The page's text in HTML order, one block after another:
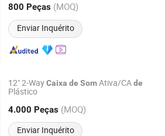
800 Peças (MOQ)
Enviar Inquérito
Desde 2011
12" 2-WayCaixa de SomAtiva/CAde
Plástico
4.000 Peças (MOQ)
Enviar Inquérito
Technology Co., Ltd.
Desde 2011